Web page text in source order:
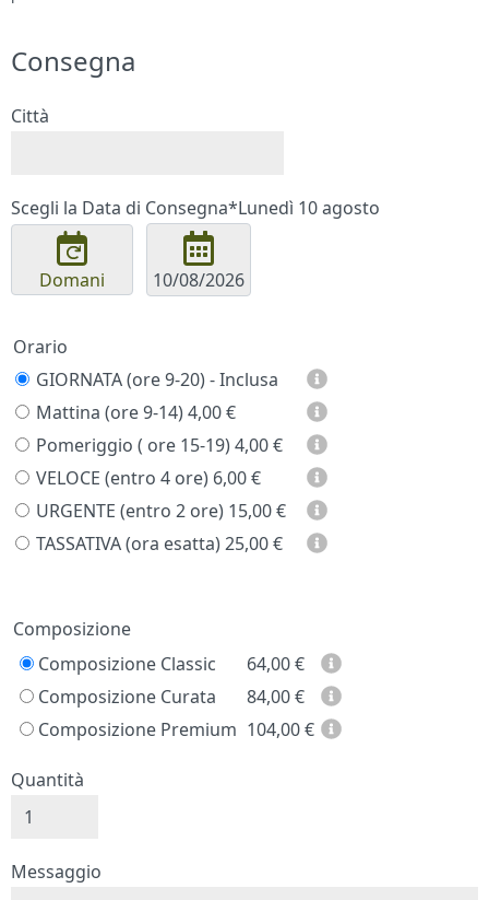
Consegna
Città
Scegli la Data di Consegna*Lunedì 10 agosto
Domani
Orario
GIORNATA (ore 9-20) - Inclusa
Mattina (ore 9-14) 4,00 €
Pomeriggio ( ore 15-19) 4,00 €
VELOCE (entro 4 ore) 6,00 €
URGENTE (entro 2 ore) 15,00 €
TASSATIVA (ora esatta) 25,00 €
Prezzo
Composizione
Composizione Classic
64,00€
Composizione Curata
84,00€
Composizione Premium 104,00€
Quantità
Messaggio e firma
Messaggio